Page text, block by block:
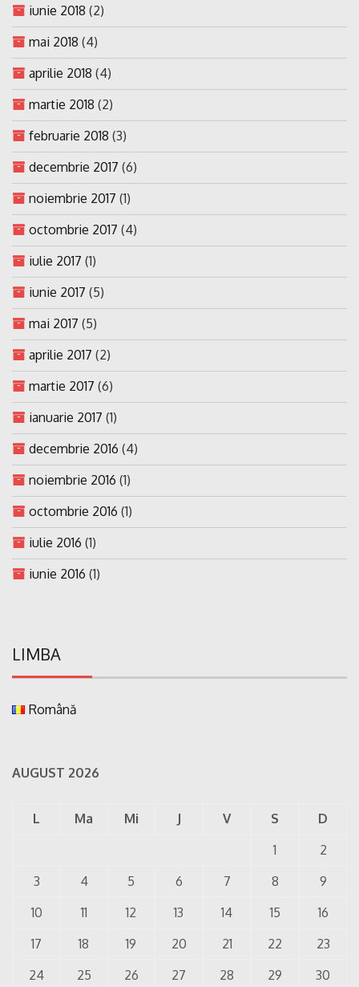
iunie 2018 (2)
mai 2018 (4)
aprilie 2018 (4)
martie 2018 (2)
februarie 2018 (3)
decembrie 2017 (6)
noiembrie 2017 (1)
octombrie 2017 (4)
iulie 2017 (1)
iunie 2017 (5)
mai 2017 (5)
aprilie 2017 (2)
martie 2017 (6)
ianuarie 2017 (1)
decembrie 2016 (4)
noiembrie 2016 (1)
octombrie 2016 (1)
iulie 2016 (1)
iunie 2016 (1)
LIMBA
Română
AUGUST 2026
L Ma Mi J V S
D
1
2
3
4 5 6 7 8
9
10
11 12 13 14 15
16
17
18 19 20 21 22
23
24
25 26 27 28 29 30